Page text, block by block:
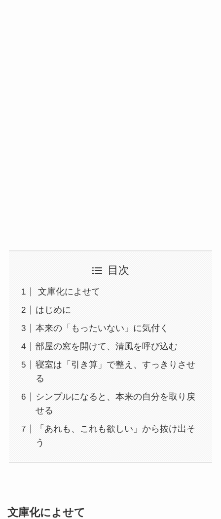
目次
文庫化によせて
はじめに
本来の「もったいない」に気付く
部屋の窓を開けて、清風を呼び込む
寝室は「引き算」で整え、すっきりさせ
る
シンプルになると、本来の自分を取り戻
せる
「あれも、これも欲しい」から抜け出そ
う
文庫化によせて